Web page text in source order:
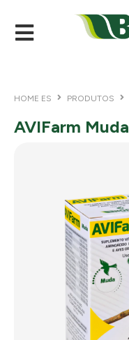
HOME ES PRODUTOS
AVIFarm Muda